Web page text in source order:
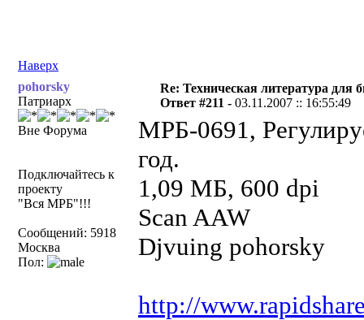
Наверх
pohorsky
Патриарх
Вне Форума
Подключайтесь к
проекту
"Вся МРБ"!!!
Сообщений: 5918
Москва
Пол:
Re: Техническая литература для
Ответ #211 -03.11.2007 :: 16:55:49
МРБ-0691,
год.
1,09 МБ,
Scan AAW
Djvuing pohorsky
http://